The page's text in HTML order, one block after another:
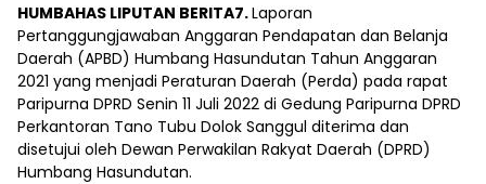
HUMBAHAS LIPUTAN BERITA7.Laporan
Pertanggungjawaban Anggaran Pendapatan dan Belanja
Daerah (APBD) Humbang Hasundutan Tahun Anggaran
2021 yang menjadi Peraturan Daerah (Perda) pada rapat
Paripurna DPRD Senin 11 Juli 2022 di Gedung Paripurna DPRD
Perkantoran Tano Tubu Dolok Sanggul diterima dan
disetujui oleh Dewan Perwakilan Rakyat Daerah (DPRD)
Humbang Hasundutan.